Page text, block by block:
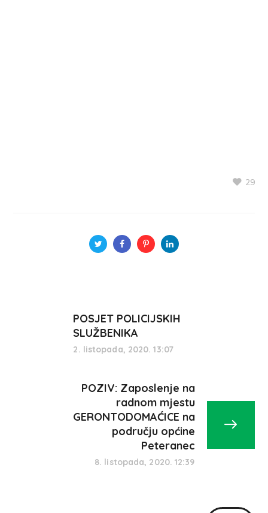
29
POSJET POLICIJSKIH
SLUŽBENIKA
2. listopada, 2020. 13:07
POZIV: Zaposlenje na
radnom mjestu
GERONTODOMAĆICE na
području općine
Peteranec
8. listopada, 2020. 12:39